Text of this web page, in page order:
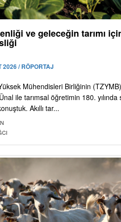
ve geleceğin tarımı
2026 / RÖPORTAJ
Mühendisleri Birliğinin
ile tarımsal öğretimin 180. yılında
Akıllı tar...